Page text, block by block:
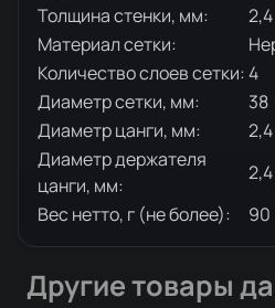
Толщина стенки, мм:
2,4
Материал сетки:
Количество слоев сетки:4
Диаметр сетки, мм:
38
Диаметр цанги, мм:
2,4
Диаметр держателя
цанги, мм:
2,4
Вес нетто, г (не более):
90
Другие товары